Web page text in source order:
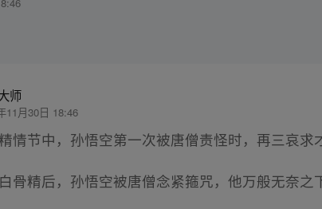
师
11月30日 18:46
情节中，孙悟空第一次被唐僧责怪时，再三哀求
骨精后，孙悟空被唐僧念紧箍咒，他万般无奈